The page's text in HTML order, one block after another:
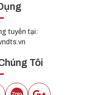
tuyển tại:
Tôi